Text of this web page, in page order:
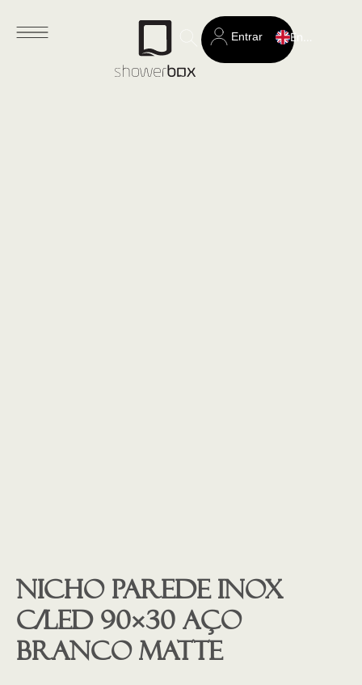
Search
for:
Entrar
Nicho parede inox
c/led 90×30 aço
branco matte